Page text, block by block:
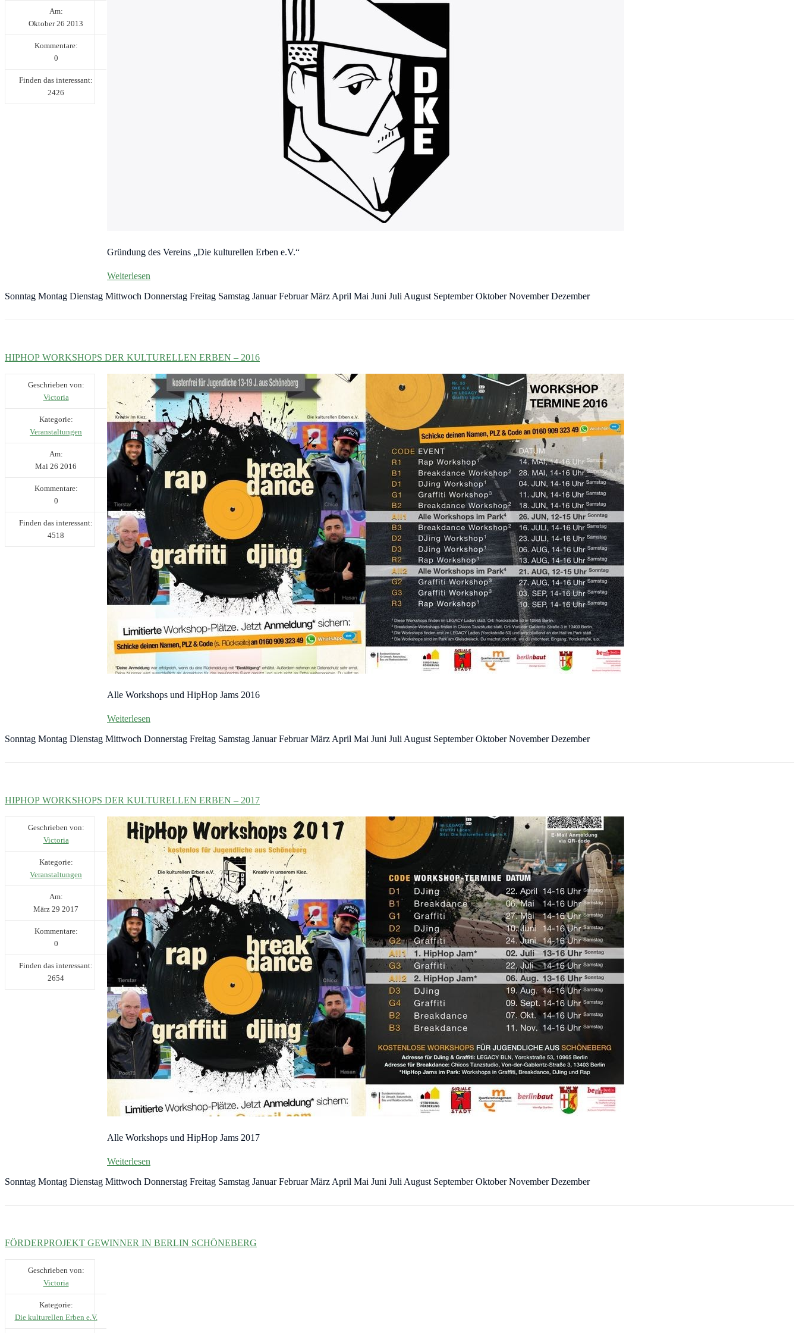
Am:
Oktober26 2013
Kommentare:
0
Finden das interessant:
2426
Gründung des Vereins „Die kulturellen Erben e.V.“
Weiterlesen
Sonntag Montag Dienstag Mittwoch Donnerstag Freitag Samstag Januar Februar März April Mai Juni Juli August September Oktober November Dezember
HIPHOP WORKSHOPS DER KULTURELLEN ERBEN – 2016
Geschrieben von:
Victoria
Kategorie:
Veranstaltungen
Am:
Mai 26 2016
Kommentare:
0
Finden das interessant:
4518
Alle Workshops und HipHop Jams 2016
Weiterlesen
Sonntag Montag Dienstag Mittwoch Donnerstag Freitag Samstag Januar Februar März April Mai Juni Juli August September Oktober November Dezember
HIPHOP WORKSHOPS DER KULTURELLEN ERBEN – 2017
Geschrieben von:
Victoria
Kategorie:
Veranstaltungen
Am:
März 29 2017
Kommentare:
0
Finden das interessant:
2654
Alle Workshops und HipHop Jams 2017
Weiterlesen
Sonntag Montag Dienstag Mittwoch Donnerstag Freitag Samstag Januar Februar März April Mai Juni Juli August September Oktober November Dezember
FÖRDERPROJEKT GEWINNER IN BERLIN SCHÖNEBERG
Geschrieben von:
Victoria
Kategorie:
Die kulturellen Erben e.V.